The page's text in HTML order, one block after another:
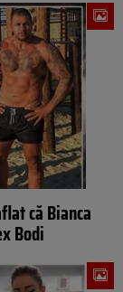
că Bianca
Bodi